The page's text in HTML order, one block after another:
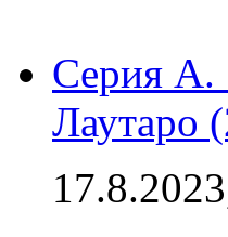
Серия А.
Лаутаро